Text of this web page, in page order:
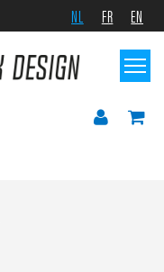
NL FR EN